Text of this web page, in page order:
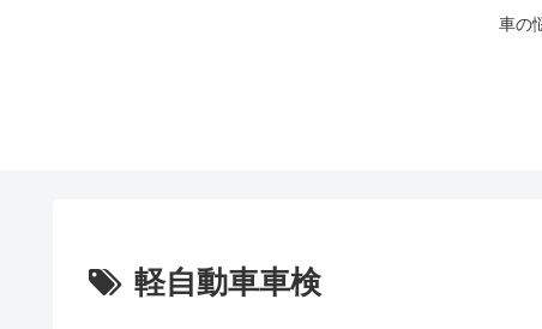
車の
軽自動車車検